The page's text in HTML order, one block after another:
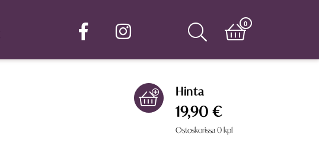
0
Hinta
19,90 €
Ostoskorissa0kpl